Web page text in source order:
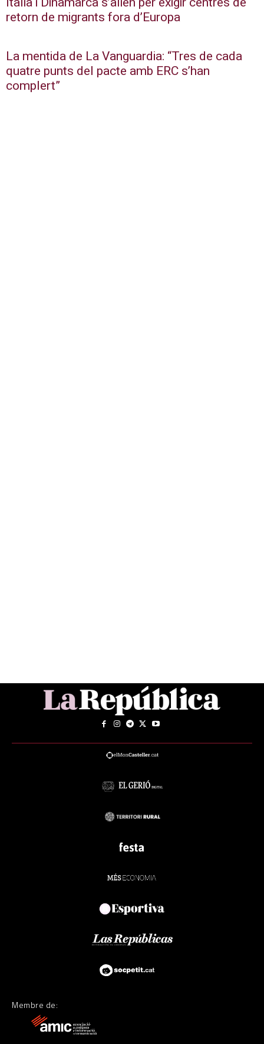
retorn de migrants fora d’Europa
La mentida de La Vanguardia: “Tres de cada
quatre punts del pacte amb ERC s’han
complert”
Membre de: